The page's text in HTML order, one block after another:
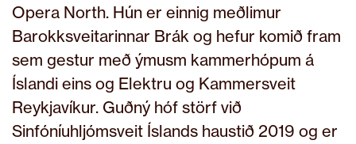
Opera North. Hún er einnig meðlimur
Barokksveitarinnar Brák og hefur komið fram
sem gestur með ýmusm kammerhópum á
Íslandi eins og Elektru og Kammersveit
Reykjavíkur. Guðný hóf störf við
Sinfóníuhljómsveit Íslands haustið 2019 og er